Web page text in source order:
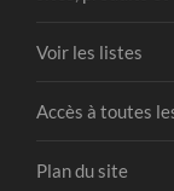
Voir les listes
Accès à toutes
Plan du site